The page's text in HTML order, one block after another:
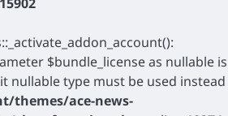
$bundle_license as nullable is
nullable type must be used instead
themes/ace-news-